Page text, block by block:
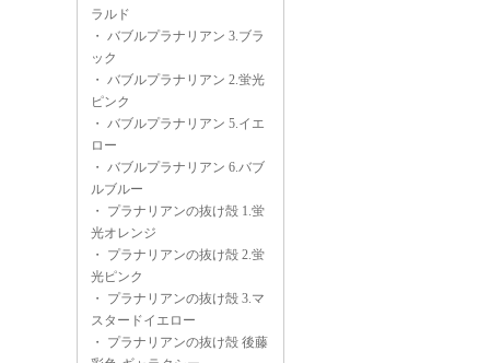
ラルド
・ バブルプラナリアン 3.ブラ
ック
・ バブルプラナリアン 2.蛍光
ピンク
・ バブルプラナリアン 5.イエ
ロー
・ バブルプラナリアン 6.バブ
ルブルー
・ プラナリアンの抜け殻 1.蛍
光オレンジ
・ プラナリアンの抜け殻 2.蛍
光ピンク
・ プラナリアンの抜け殻 3.マ
スタードイエロー
・ プラナリアンの抜け殻 後藤